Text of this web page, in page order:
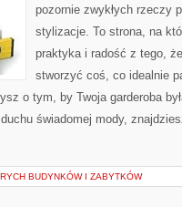
pozornie zwykłych rzeczy
stylizacje. To strona, na
praktyka i radość z tego,
stworzyć coś, co idealnie
o tym, by Twoja garderoba
świadomej mody,
BUDYNKÓW I ZABYTKÓW